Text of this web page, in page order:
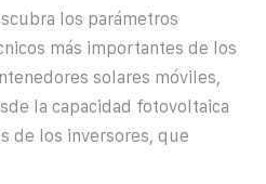
los parámetros
más importantes de los
solares móviles,
la capacidad fotovoltaica
de los inversores, que